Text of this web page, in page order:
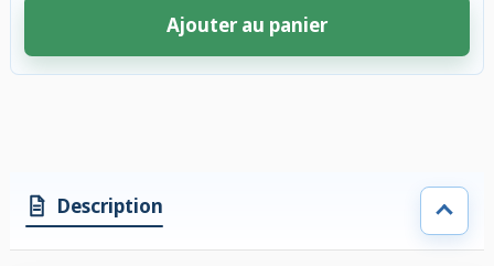
Ajouter au panier
Description